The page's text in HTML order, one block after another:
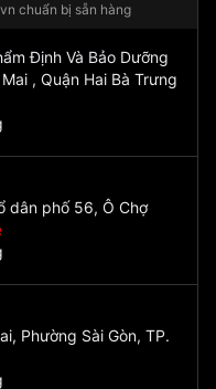
chuẩn bị sẵn hàng
Định Và Bảo Dưỡng
, Quận Hai Bà Trưng
dân phố 56, Ô Chợ
Phường Sài Gòn, TP.